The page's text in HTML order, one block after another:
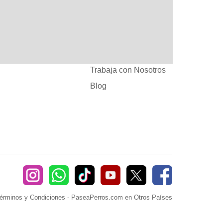
Trabaja con Nosotros
Blog
y Condiciones - PaseaPerros.com en Otros Países